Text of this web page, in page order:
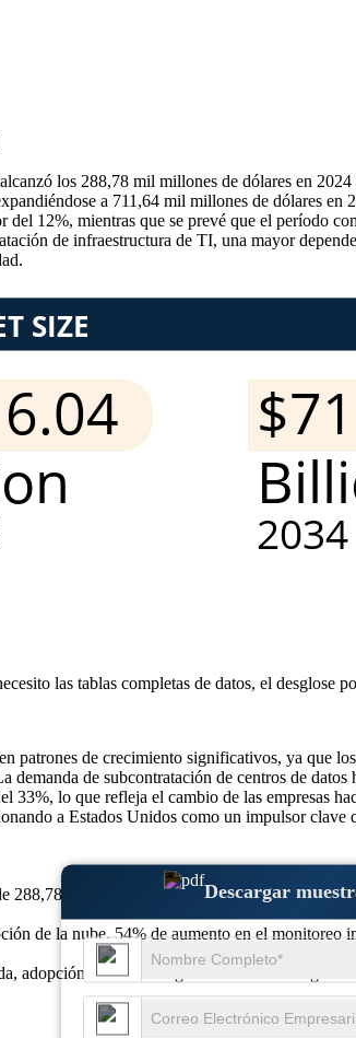
Descargar
los 288,78 mil millones de dólares en
a 711,64 mil millones de dólares
12%, mientras que se prevé que el período
de infraestructura de TI, una mayor
las tablas completas de datos, el desglose
patrones de crecimiento significativos, ya que
demanda de subcontratación de centros de
33%, lo que refleja el cambio de las empresas
a Estados Unidos como un impulsor
288,78 mil millones de dólares en 2024 a
de la nube, 54% de aumento en el
adopción de servicios gestionados en el lugar